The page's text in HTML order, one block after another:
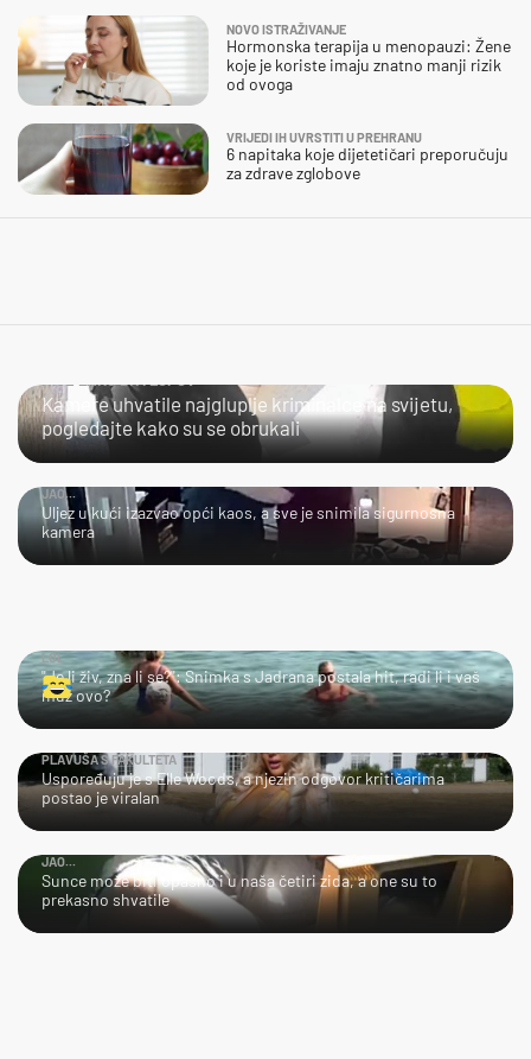
NOVO ISTRAŽIVANJE
Hormonska terapija u menopauzi: Žene
koje je koriste imaju znatno manji rizik
od ovoga
VRIJEDI IH UVRSTITI U PREHRANU
6 napitaka koje dijetetičari preporučuju
za zdrave zglobove
Kamere uhvatile najgluplje kriminalce na svijetu,
pogledajte kako su se obrukali
JAO...
Uljez u kući izazvao opći kaos, a sve je snimila sigurnosna
kamera
LOL
"Je li živ, zna li se?": Snimka s Jadrana postala hit, radi li i vaš
muž ovo?
PLAVUŠA S FAKULTETA
Uspoređuju je s Elle Woods, a njezin odgovor kritičarima
postao je viralan
JAO...
Sunce može biti opasno i u naša četiri zida, a one su to
prekasno shvatile